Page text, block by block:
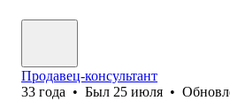
Продавец-консультант
33 года • Был 25 июля •